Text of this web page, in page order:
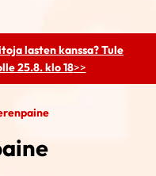
lasten kanssa? Tule
25.8. klo 18>>